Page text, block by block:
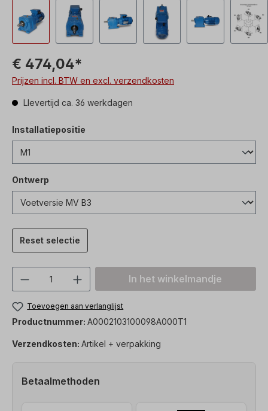
€ 474,04*
Prijzen incl. BTW en excl. verzendkosten
Llevertijd ca. 36 werkdagen
Installatiepositie
Ontwerp
Reset selectie
Producthoeveelheid: Voer de
In het winkelmandje
Toevoegen aan verlanglijst
Productnummer: A0002103100098A000T1
Verzendkosten: Artikel + verpakking
Betaalmethoden